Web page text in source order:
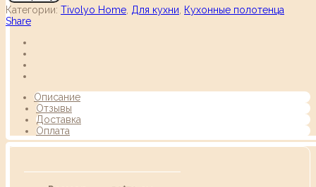
Категории: Tivolyo Home Для кухни
Кухонные полотенца
Share
Описание
Отзывы
Доставка
Оплата